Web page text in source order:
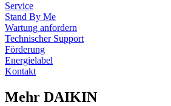
Service
Stand By Me
Wartung anfordern
Technischer Support
Förderung
Energielabel
Kontakt
Mehr DAIKIN